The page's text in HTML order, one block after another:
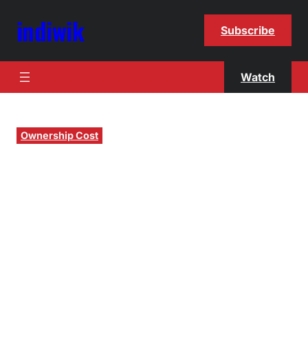
indiwik Subscribe
Watch
Ownership Cost